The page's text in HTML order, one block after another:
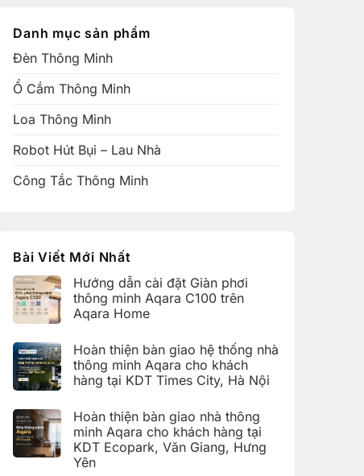
Danh mục sản phẩm
Đèn Thông Minh
Ổ Cắm Thông Minh
Loa Thông Minh
Robot Hút Bụi – Lau Nhà
Công Tắc Thông Minh
Bài Viết Mới Nhất
Hướng dẫn cài đặt Giàn phơi
thông minh Aqara C100 trên
Aqara Home
bình
luận
ở
Hướng
đặt
Giàn
phơi
thông
minh
Aqara
Hoàn thiện bàn giao hệ thống nhà
thông minh Aqara cho khách
hàng tại KDT Times City, Hà Nội
bình
luận
ở
Hoàn
thiện
bàn
Hoàn thiện bàn giao nhà thông
minh Aqara cho khách hàng tại
KDT Ecopark, Văn Giang, Hưng
Yên